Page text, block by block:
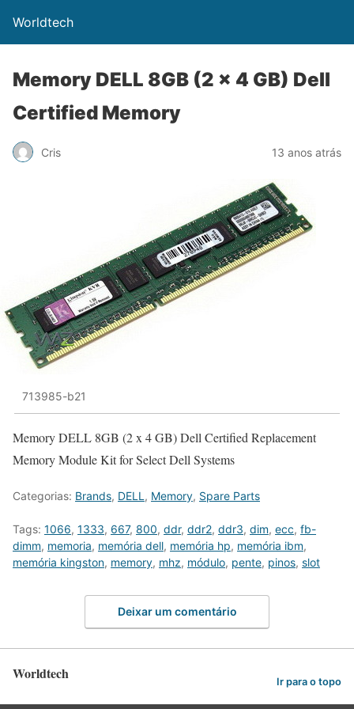
Worldtech
Memory DELL 8GB (2 x 4 GB) Dell
Certified Memory
Cris 13 anos atrás
713985-b21
Memory DELL 8GB (2 x 4 GB) Dell Certified Replacement
Memory Module Kit for Select Dell Systems
Categorias: Brands, DELL , Memory, Spare Parts
Tags: 1066, 1333, 667, 800, ddr, ddr2, ddr3, dim, ecc, fb-
dimm, memoria, memória dell, memória hp, memória ibm,
memória kingston, memory, mhz, módulo, pente, pinos, slot
Deixar um comentário
Worldtech Ir para o topo